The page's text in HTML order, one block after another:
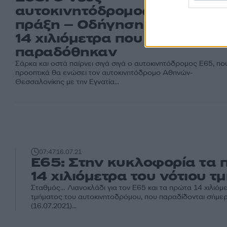
αυτοκινητόδρομος στην
πράξη – Οδήγηση στα πρώτα
14 χιλιόμετρα που
παραδόθηκαν
Σάρκα και οστά παίρνει σιγά σιγά ο αυτοκινητόδρομος Ε65,
προοπτικά θα ενώσει τον αυτοκινητόδρομο Αθηνών-
Θεσσαλονίκης με την Εγνατία...
07:4716.07.21
Ε65: Στην κυκλοφορία τα
14 χιλιόμετρα του νότιου
Σταθμός… Λιανοκλάδι για τον Ε65 και τα πρώτα 14
τμήματος του αυτοκινητοδρόμου, που παραδίδονται
(16.07.2021)...